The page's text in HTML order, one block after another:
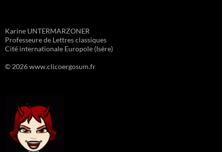
Karine UNTERMARZONER
Professeure de Lettres classiques
Cité internationale Europole (Isère)
© 2026 www.clicoergosum.fr